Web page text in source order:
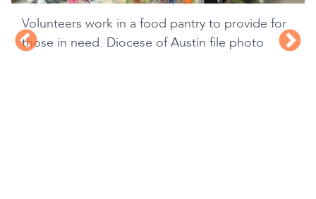
Volunteers work in a food pantry to provide for
those in need. Diocese of Austin file photo